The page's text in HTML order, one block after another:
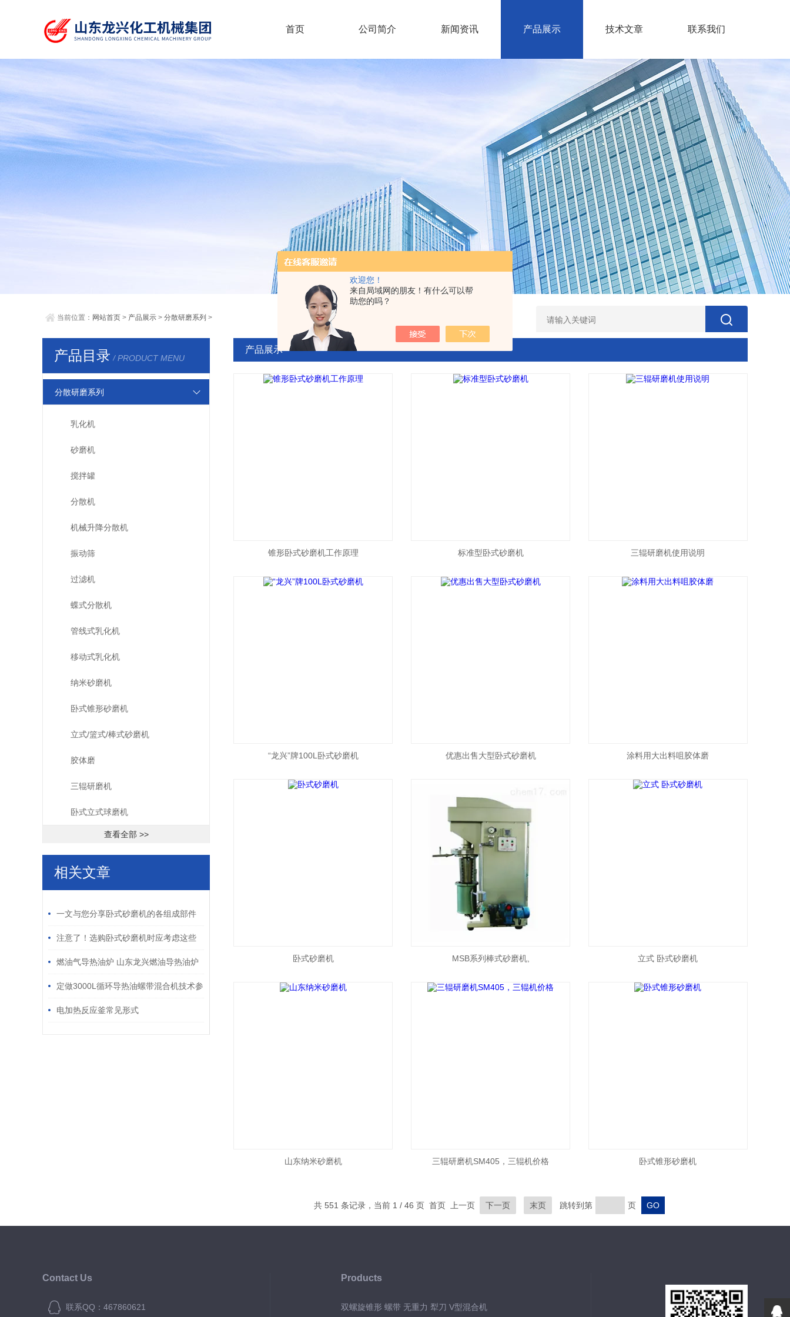
欢迎您！
来自局域网的朋友！有什么可以帮
助您的吗？
首页 公司简介 新闻资讯 产品展示 技术文章 联系我们
当前位置： 网站首页 > 产品展示 > 分散研磨系列 >
产品目录 / PRODUCT MENU
分散研磨系列
乳化机
砂磨机
搅拌罐
分散机
机械升降分散机
振动筛
过滤机
蝶式分散机
管线式乳化机
移动式乳化机
纳米砂磨机
卧式锥形砂磨机
立式/篮式/棒式砂磨机
胶体磨
三辊研磨机
卧式立式球磨机
查看全部 >>
相关文章
一文与您分享卧式砂磨机的各组成部件
功能特点
注意了！选购卧式砂磨机时应考虑这些
关键因素
燃油气导热油炉 山东龙兴燃油导热油炉
燃气导热油炉
定做3000L循环导热油螺带混合机技术参
数 电加热反应釜常见形式
产品展示
锥形卧式砂磨机工作原理 标准型卧式砂磨机 三辊研磨机使用说明
“龙兴”牌100L卧式砂磨机 优惠出售大型卧式砂磨机 涂料用大出料咀胶体磨
卧式砂磨机 MSB系列棒式砂磨机, 立式 卧式砂磨机
山东纳米砂磨机 三辊研磨机SM405，三辊机价格 卧式锥形砂磨机
共 551 条记录，当前 1 / 46 页 首页 上一页 下一页 末页 跳转到第 页
Contact Us
联系QQ：467860621
Products
双螺旋锥形 螺带 无重力 犁刀 V型混合机